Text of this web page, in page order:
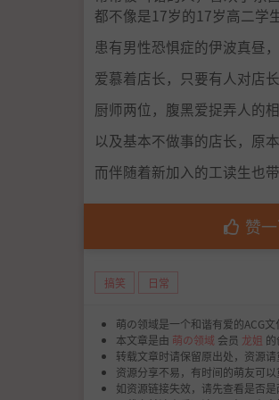
都不像是17岁的17岁高二学
患有男性恐惧症的伊波真昼
爱慕着店长，只要有人对店
厨师两位，腹黑爱捉弄人的
以及基本不做事的店长，原
而伴随着新加入的工读生也
赞
搞笑 日常
萌の领域是一个和谐有爱的ACG
本文章是由 萌の领域 会员 龙姐 的
转载文章时请保留原出处，资源
资源分享不易，有时间的萌友可
如资源链接失效，请先查看是否